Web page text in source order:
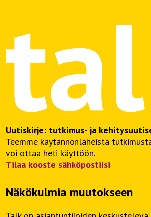
Uutiskirje: tutkimus- ja
Teemme käytännönläheistä
voi ottaa heti käyttöön.
Tilaa kooste sähköpostiisi
Näkökulmia muutokseen